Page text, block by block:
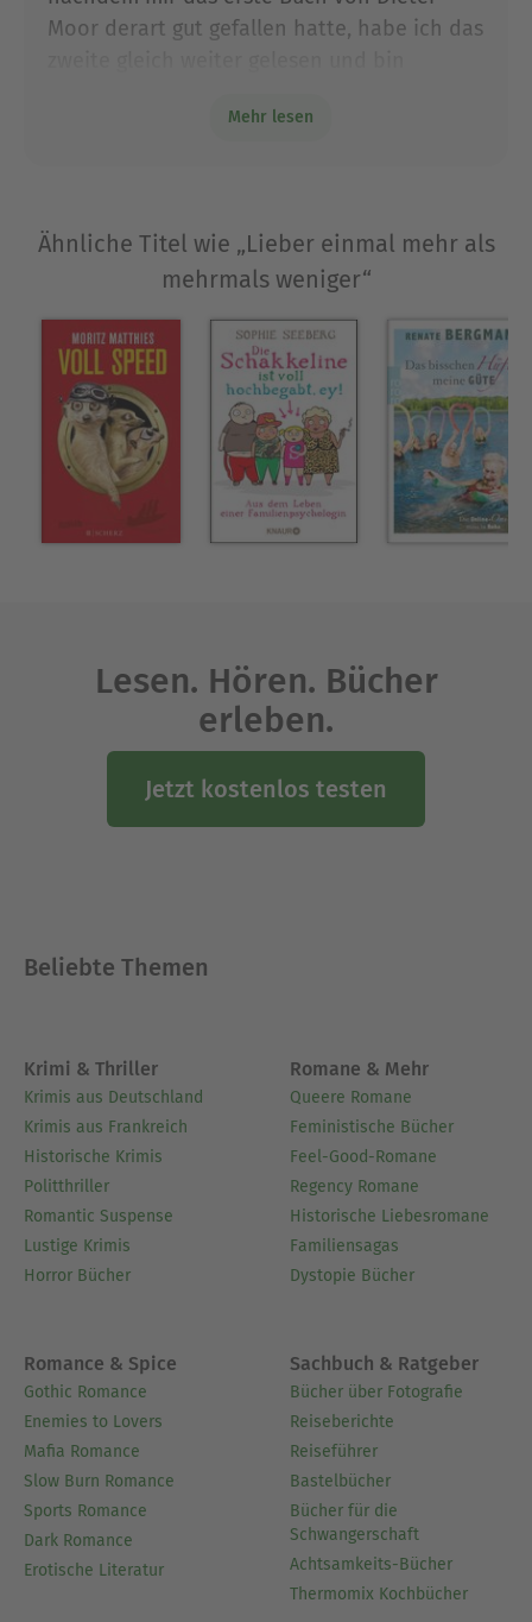
Leben!!!
Moor derart gut gefallen hatte, habe ich das
Geschichte, viel aufgewärmtes aus Buch 1 ,
meiner! Eigentlich!+
Mehr lesen
Ähnliche Titel wie „Lieber einmal mehr als
mehrmals weniger“
Lesen. Hören. Bücher
erleben.
Jetzt kostenlos testen
Beliebte Themen
Krimi & Thriller
Krimis aus Deutschland
Krimis aus Frankreich
Historische Krimis
Politthriller
Romantic Suspense
Lustige Krimis
Horror Bücher
Romane & Mehr
Queere Romane
Feministische Bücher
Feel-Good-Romane
Regency Romane
Historische Liebesromane
Familiensagas
Dystopie Bücher
Romance & Spice
Gothic Romance
Enemies to Lovers
Mafia Romance
Slow Burn Romance
Sports Romance
Dark Romance
Erotische Literatur
Sachbuch & Ratgeber
Bücher über Fotografie
Reiseberichte
Reiseführer
Bastelbücher
Bücher für die
Schwangerschaft
Achtsamkeits-Bücher
Thermomix Kochbücher